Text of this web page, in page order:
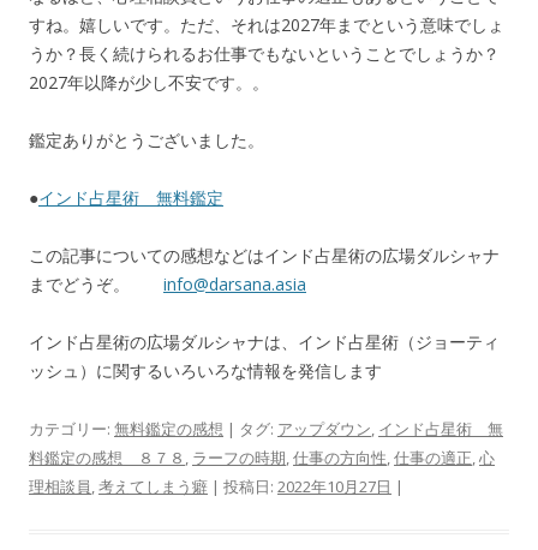
すね。嬉しいです。ただ、それは2027年までという意味でしょ
うか？長く続けられるお仕事でもないということでしょうか？
2027年以降が少し不安です。。
鑑定ありがとうございました。
●インド占星術 無料鑑定
この記事についての感想などはインド占星術の広場ダルシャナ
までどうぞ。 info@darsana.asia
インド占星術の広場ダルシャナは、インド占星術（ジョーティ
ッシュ）に関するいろいろな情報を発信します
カテゴリー: 無料鑑定の感想 | タグ: アップダウン, インド占星術 無
料鑑定の感想 ８７８ , ラーフの時期,仕事の方向性,仕事の適正,心
理相談員,考えてしまう癖 | 投稿日: 2022年10月27日 |